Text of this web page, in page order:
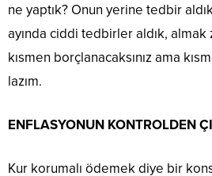
ne yaptık? Onun yerine tedbir
ayında ciddi tedbirler aldık, almak
kısmen borçlanacaksınız ama
lazım.
ENFLASYONUN KONTROLDEN
Kur korumalı ödemek diye bir